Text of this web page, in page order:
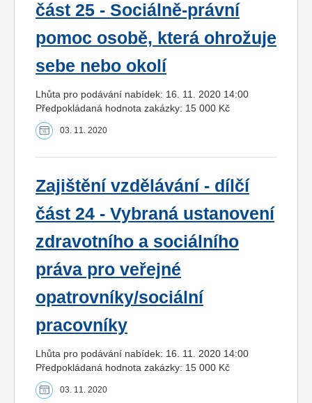
část 25 - Sociálně-právní
pomoc osobě, která ohrožuje
sebe nebo okolí
Lhůta pro podávání nabídek: 16. 11. 2020 14:00
Předpokládaná hodnota zakázky: 15 000 Kč
03. 11. 2020
Zajištění vzdělávání - dílčí
část 24 - Vybraná ustanovení
zdravotního a sociálního
práva pro veřejné
opatrovníky/sociální
pracovníky
Lhůta pro podávání nabídek: 16. 11. 2020 14:00
Předpokládaná hodnota zakázky: 15 000 Kč
03. 11. 2020